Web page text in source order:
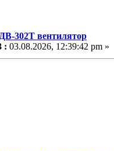
302Т вентилятор
: 03.08.2026, 12:39:42 pm »